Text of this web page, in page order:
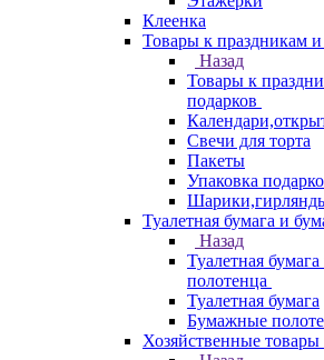
Клеенка
Товары к праздникам и
Назад
Товары к
подарков
Свечи для торта
Пакеты
Упаковка
Туалетная бумага и
Назад
Туалетная
полотенца
Туалетная бумага
Бумажные
Хозяйственные товары